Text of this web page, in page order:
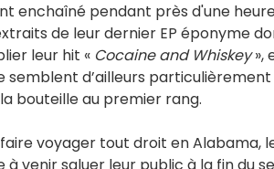
enchaîné pendant près d'une
de leur dernier EP éponyme
leur hit « Cocaine and Whiskey»,
semblent d’ailleurs
bouteille au premier rang.
voyager tout droit en Alabama,